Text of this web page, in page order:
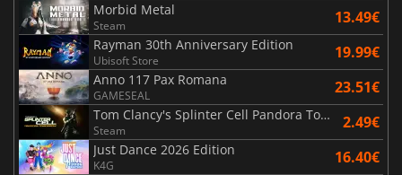
Morbid Metal
Steam 13.49€
Rayman 30th Anniversary Edition
Ubisoft Store 19.99€
Anno 117 Pax Romana
GAMESEAL 23.51€
Tom Clancy's Splinter Cell Pandora Tomorrow
Steam 2.49€
Just Dance 2026 Edition
K4G 16.40€